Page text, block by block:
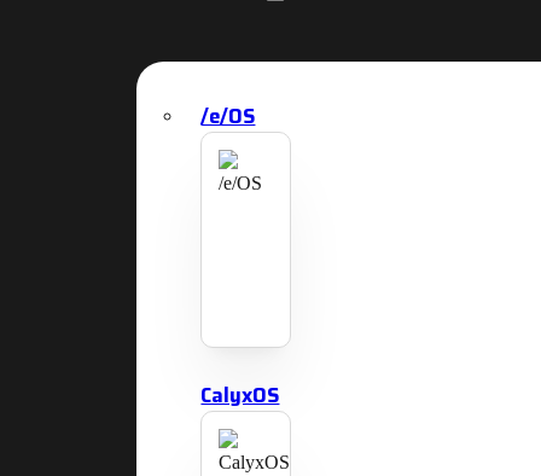
/e/OS
CalyxOS